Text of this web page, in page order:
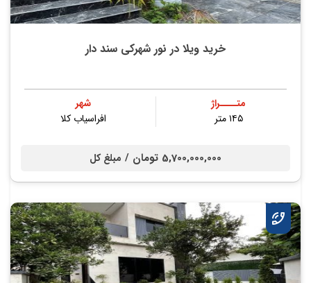
خرید ویلا در نور شهرکی سند دار
متــــراژ
۱۴۵ متر
شهر
افراسیاب کلا
5,700,000,000 تومان / مبلغ کل